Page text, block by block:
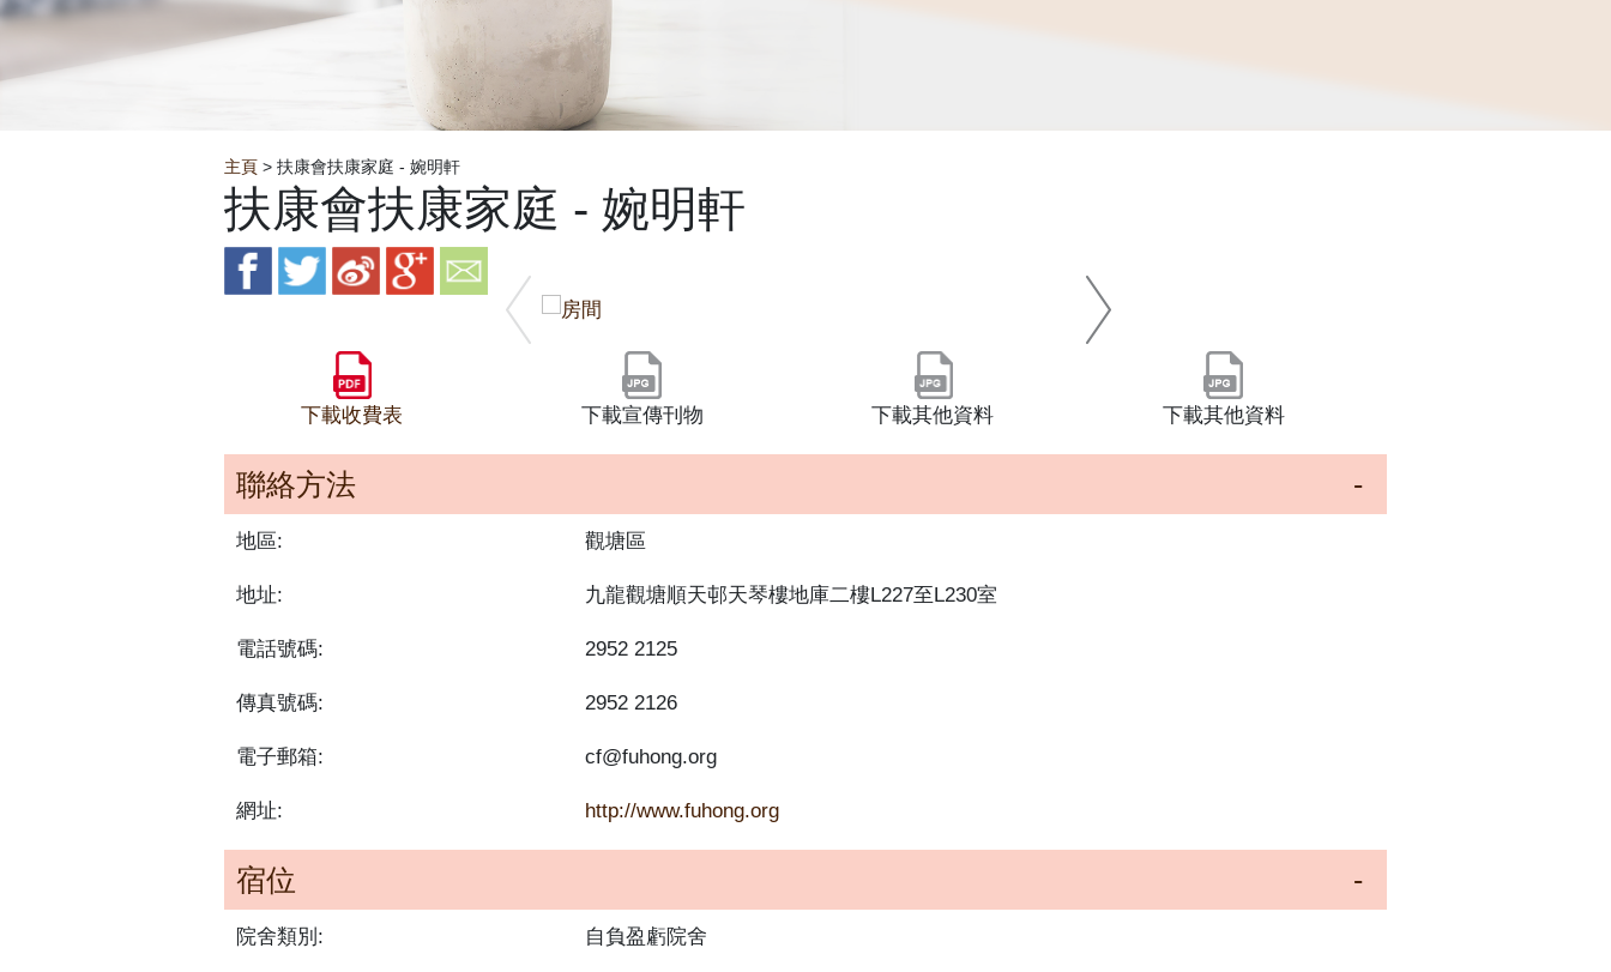
Breadcrumb
主頁 > 扶康會扶康家庭 - 婉明軒
扶康會扶康家庭 - 婉明軒
下載收費表 下載宣傳刊物 下載其他資料 下載其他資料
聯絡方法
地區: 觀塘區
地址: 九龍觀塘順天邨天琴樓地庫二樓L227至L230室
電話號碼: 2952 2125
傳真號碼: 2952 2126
電子郵箱: cf@fuhong.org
網址: http://www.fuhong.org
宿位
院舍類別: 自負盈虧院舍